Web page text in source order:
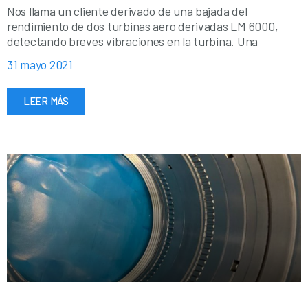
Nos llama un cliente derivado de una bajada del
rendimiento de dos turbinas aero derivadas LM 6000,
detectando breves vibraciones en la turbina. Una
31 mayo 2021
LEER MÁS